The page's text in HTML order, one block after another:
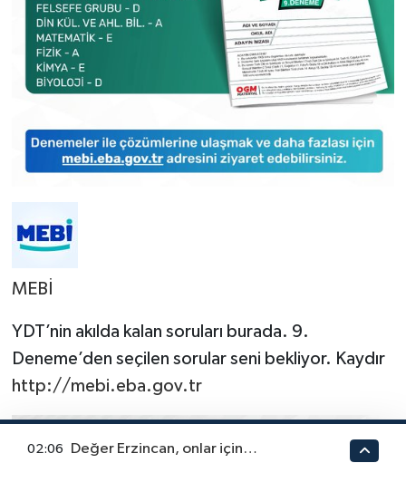
MEBİ
YDT’nin akılda kalan soruları burada. 9.
Deneme’den seçilen sorular seni bekliyor. Kaydır
http://mebi.eba.gov.tr
02:06 Değer Erzincan, onlar için…